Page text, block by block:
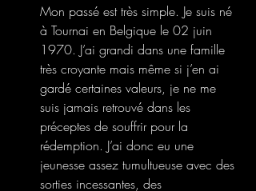
Mon passé est très simple. Je suis né
à Tournai en Belgique le 02 juin
1970. J’ai grandi dans une famille
très croyante mais même si j’en ai
gardé certaines valeurs, je ne me
suis jamais retrouvé dans les
préceptes de souffrir pour la
rédemption. J’ai donc eu une
jeunesse assez tumultueuse avec des
sorties incessantes, des